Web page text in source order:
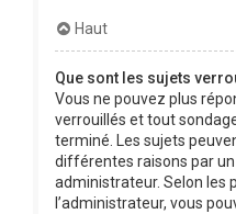
Haut
Que sont les sujets
Vous ne pouvez plus
verrouillés et tout
terminé. Les sujets
différentes raisons par
administrateur. Selon les
l’administrateur, vous